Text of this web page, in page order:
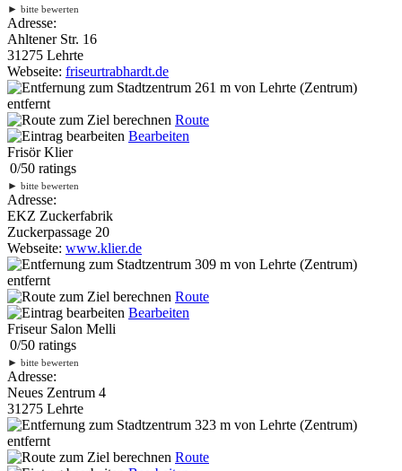
► bitte bewerten
Adresse:
Ahltener Str. 16
31275 Lehrte
Webseite: friseurtrabhardt.de
261 m von Lehrte (Zentrum)
entfernt
Route
Bearbeiten
Frisör Klier
0/50 ratings
► bitte bewerten
Adresse:
EKZ Zuckerfabrik
Zuckerpassage 20
Webseite: www.klier.de
309 m von Lehrte (Zentrum)
entfernt
Route
Bearbeiten
Friseur Salon Melli
0/50 ratings
► bitte bewerten
Adresse:
Neues Zentrum 4
31275 Lehrte
323 m von Lehrte (Zentrum)
entfernt
Route